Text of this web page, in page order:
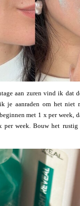
aan zuren vind ik dat
je aanraden om het niet
met 1 x per week,
per week. Bouw het